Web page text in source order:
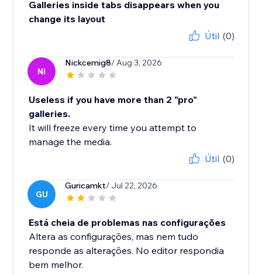
Galleries inside tabs disappears when you
change its layout
Útil (0)
NI
Nickcemig8/ Aug 3, 2026
Useless if you have more than 2 "pro"
galleries.
It will freeze every time you attempt to
manage the media.
Útil (0)
GU
Guricamkt/ Jul 22, 2026
Está cheia de problemas nas configurações
Altera as configurações, mas nem tudo
responde as alterações. No editor respondia
bem melhor.